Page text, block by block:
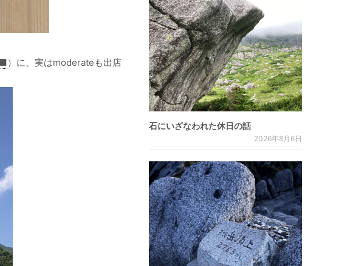
■）に、実はmoderateも出店
石にいざなわれた休日の話
2026年8月6日